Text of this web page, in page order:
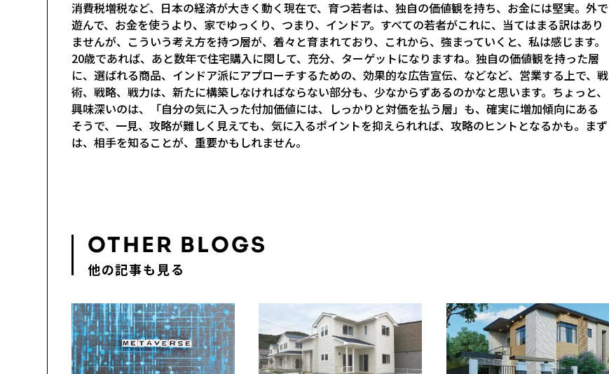
消費税増税など、日本の経済が大きく動く現在で、育つ若者は、独自の価値観を持ち、お金には堅実。外で
遊んで、お金を使うより、家でゆっくり、つまり、インドア。すべての若者がこれに、当てはまる訳はあり
ませんが、こういう考え方を持つ層が、着々と育まれており、これから、強まっていくと、私は感じます。
20歳であれば、あと数年で住宅購入に関して、充分、ターゲットになりますね。独自の価値観を持った層
に、選ばれる商品、インドア派にアプローチするための、効果的な広告宣伝、などなど、営業する上で、戦
術、戦略、戦力は、新たに構築しなければならない部分も、少なからずあるのかなと思います。ちょっと、
興味深いのは、「自分の気に入った付加価値には、しっかりと対価を払う層」も、確実に増加傾向にある
そうで、一見、攻略が難しく見えても、気に入るポイントを抑えられれば、攻略のヒントとなるかも。まず
は、相手を知ることが、重要かもしれません。
OTHER BLOGS
他の記事も見る